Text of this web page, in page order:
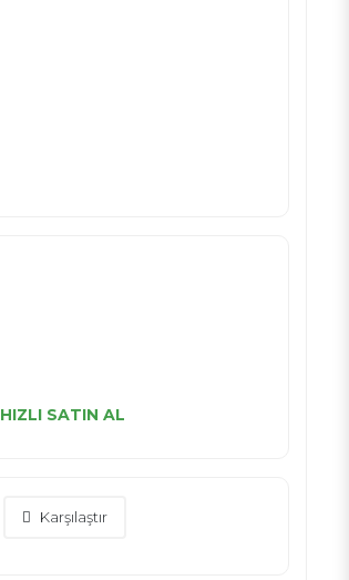
HIZLI SATIN AL
Karşılaştır